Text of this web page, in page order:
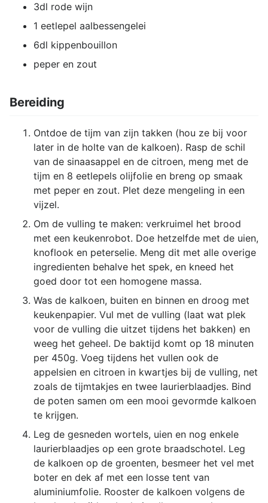
3dl rode wijn
1 eetlepel aalbessengelei
6dl kippenbouillon
peper en zout
Bereiding
Ontdoe de tijm van zijn takken (hou ze bij voor
later in de holte van de kalkoen). Rasp de schil
van de sinaasappel en de citroen, meng met de
tijm en 8 eetlepels olijfolie en breng op smaak
met peper en zout. Plet deze mengeling in een
vijzel.
Om de vulling te maken: verkruimel het brood
met een keukenrobot. Doe hetzelfde met de uien,
knoflook en peterselie. Meng dit met alle overige
ingredienten behalve het spek, en kneed het
goed door tot een homogene massa.
Was de kalkoen, buiten en binnen en droog met
keukenpapier. Vul met de vulling (laat wat plek
voor de vulling die uitzet tijdens het bakken) en
weeg het geheel. De baktijd komt op 18 minuten
per 450g. Voeg tijdens het vullen ook de
appelsien en citroen in kwartjes bij de vulling, net
zoals de tijmtakjes en twee laurierblaadjes. Bind
de poten samen om een mooi gevormde kalkoen
te krijgen.
Leg de gesneden wortels, uien en nog enkele
laurierblaadjes op een grote braadschotel. Leg
de kalkoen op de groenten, besmeer het vel met
boter en dek af met een losse tent van
aluminiumfolie. Rooster de kalkoen volgens de